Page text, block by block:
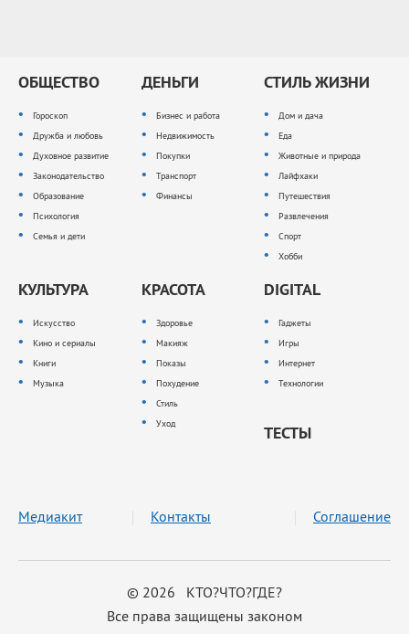
ОБЩЕСТВО
Гороскоп
Дружба и любовь
Духовное развитие
Законодательство
Образование
Психология
Семья и дети
ДЕНЬГИ
Бизнес и работа
Недвижимость
Покупки
Транспорт
Финансы
СТИЛЬ ЖИЗНИ
Дом и дача
Еда
Животные и природа
Лайфхаки
Путешествия
Развлечения
Спорт
Хобби
КУЛЬТУРА
Искусство
Кино и сериалы
Книги
Музыка
КРАСОТА
Здоровье
Макияж
Показы
Похудение
Стиль
Уход
DIGITAL
Гаджеты
Игры
Интернет
Технологии
ТЕСТЫ
© 2026 КТО?ЧТО?ГДЕ?
Все права защищены законом
Медиакит Контакты Соглашение